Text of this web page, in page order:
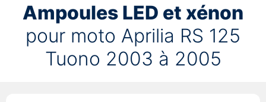
Ampoules LED et xénon
pour moto Aprilia RS 125
Tuono 2003 à 2005